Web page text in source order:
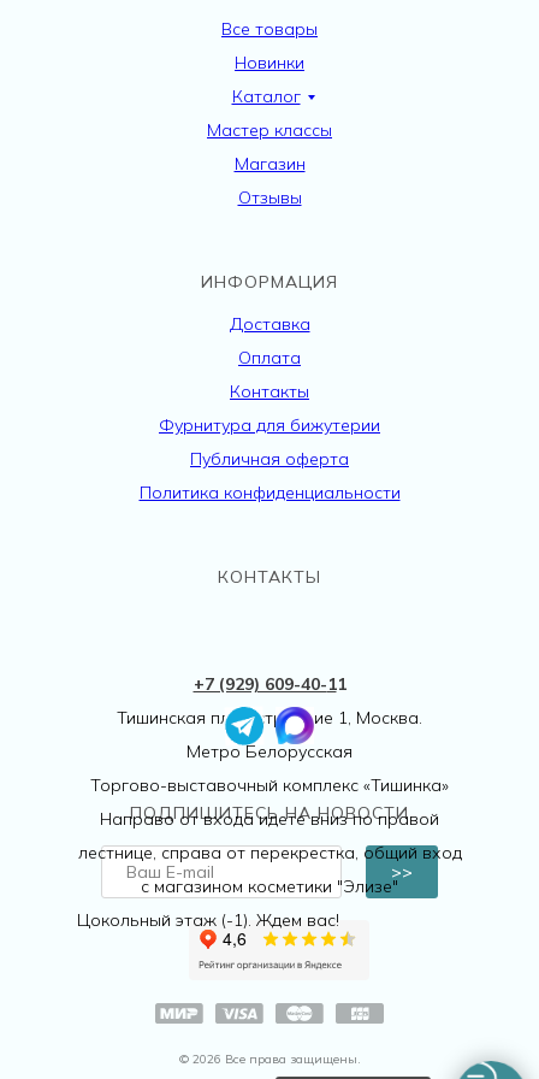
Все товары
Новинки
Каталог
Мастер классы
Магазин
Отзывы
ИНФОРМАЦИЯ
Доставка
Оплата
Контакты
Фурнитура для бижутерии
Публичная оферта
Политика конфиденциальности
© 2026 Все права защищены.
>>
ПОДПИШИТЕСЬ НА НОВОСТИ
КОНТАКТЫ
+7 (929) 609-40-11
Тишинская пл., 1 строение 1, Москва.
Метро Белорусская
Торгово-выставочный комплекс «Тишинка»
Направо от входа идете вниз по правой
лестнице, справа от перекрестка, общий вход
с магазином косметики "Элизе"
Цокольный этаж (-1). Ждем вас!